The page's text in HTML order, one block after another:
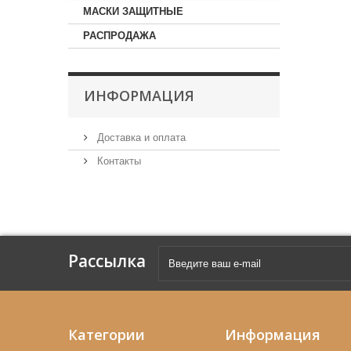
МАСКИ ЗАЩИТНЫЕ
РАСПРОДАЖА
ИНФОРМАЦИЯ
Доставка и оплата
Контакты
Рассылка
Категории Информация